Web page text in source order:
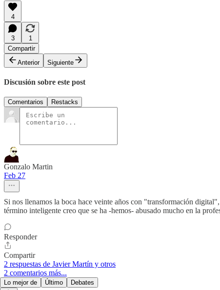
4
3
1
Compartir
Anterior
Siguiente
Discusión sobre este post
Comentarios Restacks
Gonzalo Martin
Feb 27
Si nos llenamos la boca hace veinte años con "transformación
término inteligente creo que se ha -hemos- abusado mucho en la
Responder
Compartir
2 respuestas de Javier Martín y otros
2 comentarios más...
Lo mejor de Último Debates